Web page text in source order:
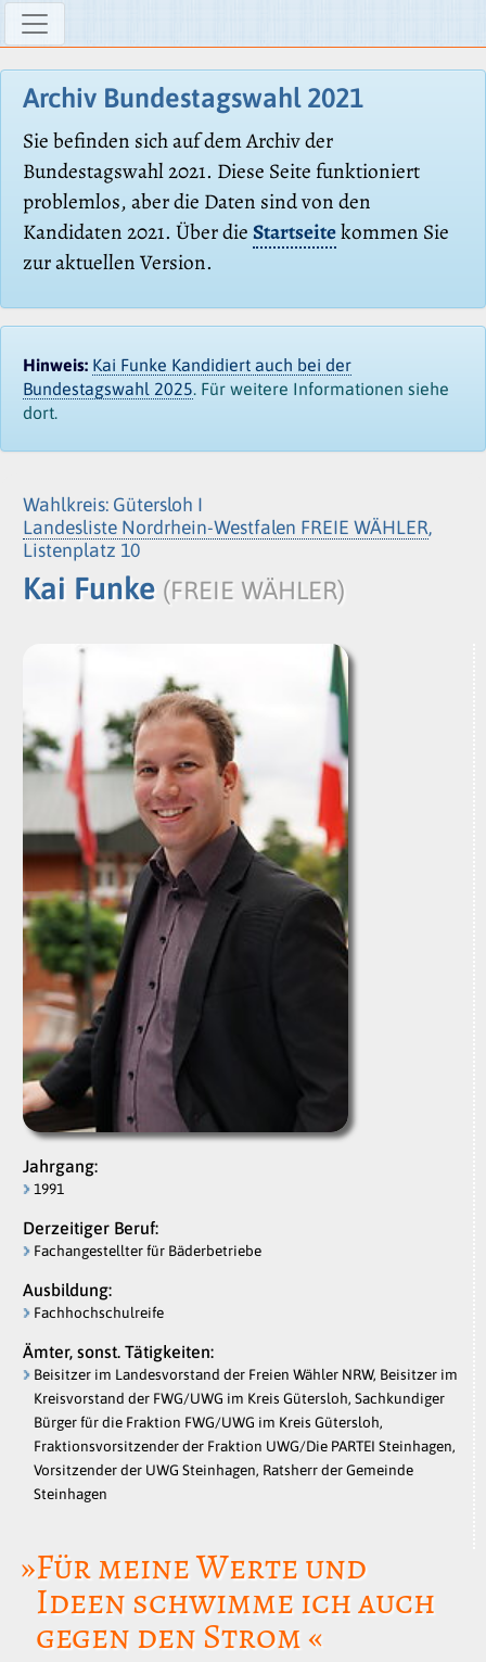
Archiv Bundestagswahl 2021
Sie befinden sich auf dem Archiv der
Bundestagswahl 2021. Diese Seite funktioniert
problemlos, aber die Daten sind von den
Kandidaten 2021. Über dieStartseitekommen Sie
zur aktuellen Version.
Hinweis: Kai Funke Kandidiert auch bei der
Bundestagswahl 2025. Für weitere Informationen siehe
dort.
Wahlkreis: Gütersloh I
Landesliste Nordrhein-Westfalen FREIE WÄHLER,
Listenplatz 10
Kai Funke (FREIE WÄHLER)
Jahrgang:
1991
Derzeitiger Beruf:
Fachangestellter für Bäderbetriebe
Ausbildung:
Fachhochschulreife
Ämter, sonst. Tätigkeiten:
Beisitzer im Landesvorstand der Freien Wähler NRW, Beisitzer im
Kreisvorstand der FWG/UWG im Kreis Gütersloh, Sachkundiger
Bürger für die Fraktion FWG/UWG im Kreis Gütersloh,
Fraktionsvorsitzender der Fraktion UWG/Die PARTEI Steinhagen,
Vorsitzender der UWG Steinhagen, Ratsherr der Gemeinde
Steinhagen
»Für meine Werte und
Ideen schwimme ich auch
gegen den Strom «